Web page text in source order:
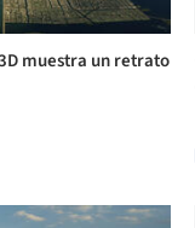
muestra un retrato